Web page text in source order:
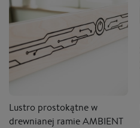
Lustro prostokątne w
drewnianej ramie AMBIENT